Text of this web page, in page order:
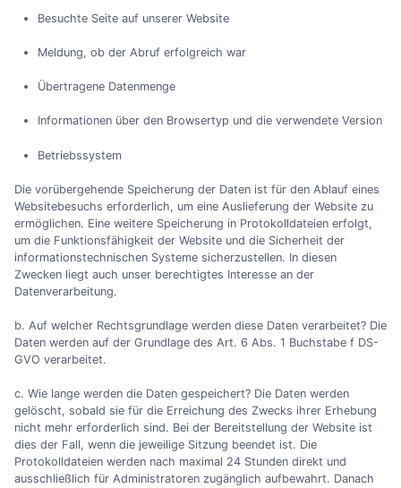
Besuchte Seite auf unserer Website
Meldung, ob der Abruf erfolgreich war
Übertragene Datenmenge
Informationen über den Browsertyp und die verwendete Version
Betriebssystem
Die vorübergehende Speicherung der Daten ist für den Ablauf eines
Websitebesuchs erforderlich, um eine Auslieferung der Website zu
ermöglichen. Eine weitere Speicherung in Protokolldateien erfolgt,
um die Funktionsfähigkeit der Website und die Sicherheit der
informationstechnischen Systeme sicherzustellen. In diesen
Zwecken liegt auch unser berechtigtes Interesse an der
Datenverarbeitung.
b. Auf welcher Rechtsgrundlage werden diese Daten verarbeitet? Die
Daten werden auf der Grundlage des Art. 6 Abs. 1 Buchstabe f DS-
GVO verarbeitet.
c. Wie lange werden die Daten gespeichert? Die Daten werden
gelöscht, sobald sie für die Erreichung des Zwecks ihrer Erhebung
nicht mehr erforderlich sind. Bei der Bereitstellung der Website ist
dies der Fall, wenn die jeweilige Sitzung beendet ist. Die
Protokolldateien werden nach maximal 24 Stunden direkt und
ausschließlich für Administratoren zugänglich aufbewahrt. Danach